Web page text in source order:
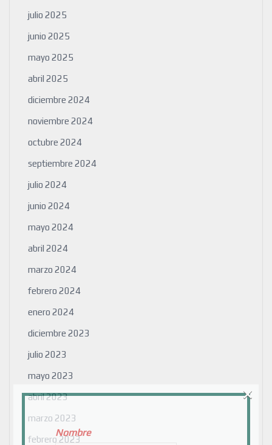
julio 2025
junio 2025
mayo 2025
abril 2025
diciembre 2024
noviembre 2024
octubre 2024
septiembre 2024
julio 2024
junio 2024
mayo 2024
abril 2024
marzo 2024
febrero 2024
enero 2024
diciembre 2023
julio 2023
mayo 2023
abril 2023
marzo 2023
febrero 2023
Nombre
×